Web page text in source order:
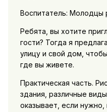
Воспитатель: Молодцы
Ребята, вы хотите
гости? Тогда я
улицу и свой дом,
где вы живете.
Практическая часть.
здания, различные
оказывает, если